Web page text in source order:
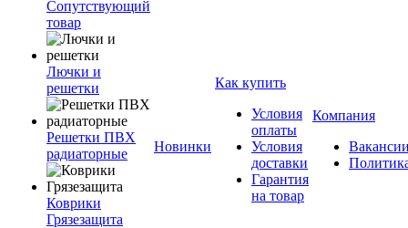
Сопутствующий
товар
Лючки и
решетки
Решетки ПВХ
радиаторные
Коврики
Грязезащита
Новинки
Как купить
Условия
оплаты
Условия
доставки
Гарантия
на товар
Компания